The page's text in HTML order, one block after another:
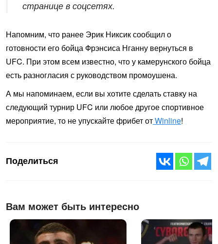
странице в соцсетях.
Напомним, что ранее Эрик Никсик сообщил о
готовности его бойца Фрэнсиса Нганну вернуться в
UFC. При этом всем известно, что у камерунского бойца
есть разногласия с руководством промоушена.
А мы напоминаем, если вы хотите сделать ставку на
следующий турнир UFC или любое другое спортивное
мероприятие, то не упускайте фрибет отWinline!
Поделиться
Вам может быть интересно